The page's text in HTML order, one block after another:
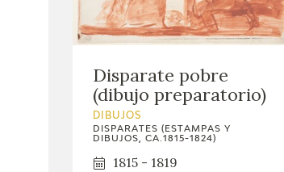
Disparate pobre
(dibujo preparatorio)
DIBUJOS
DISPARATES (ESTAMPAS Y
DIBUJOS, CA.1815-1824)
1815 - 1819